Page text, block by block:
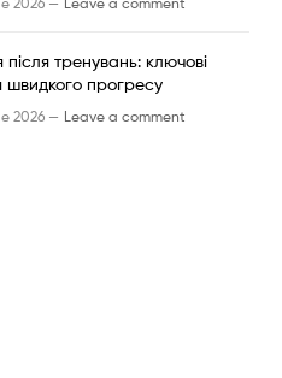
після тренувань: ключові
швидкого прогресу
2026 — Leave a comment